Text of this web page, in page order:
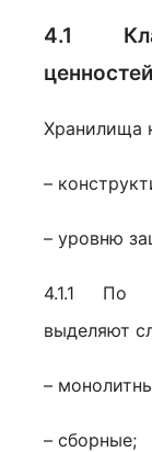
4.1
ценностей
Хранилища
–
– уровню
4.1.1 По
выделяют
–
– сборные;